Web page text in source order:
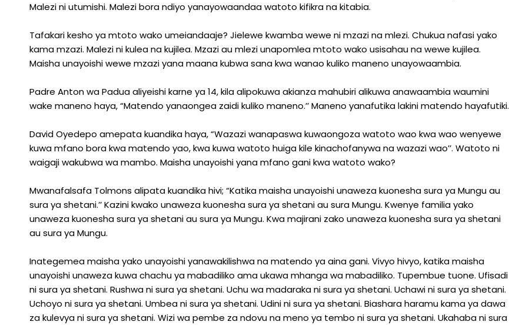
Malezi ni utumishi. Malezi bora ndiyo yanayowaandaa watoto kifikra na kitabia.
Tafakari kesho ya mtoto wako umeiandaaje? Jielewe kwamba wewe ni mzazi na mlezi. Chukua nafasi yako
kama mzazi. Malezi ni kulea na kujilea. Mzazi au mlezi unapomlea mtoto wako usisahau na wewe kujilea.
Maisha unayoishi wewe mzazi yana maana kubwa sana kwa wanao kuliko maneno unayowaambia.
Padre Anton wa Padua aliyeishi karne ya 14, kila alipokuwa akianza mahubiri alikuwa anawaambia waumini
wake maneno haya, “Matendo yanaongea zaidi kuliko maneno.’’ Maneno yanafutika lakini matendo hayafutiki.
David Oyedepo amepata kuandika haya, “Wazazi wanapaswa kuwaongoza watoto wao kwa wao wenyewe
kuwa mfano bora kwa matendo yao, kwa kuwa watoto huiga kile kinachofanywa na wazazi wao’’. Watoto ni
waigaji wakubwa wa mambo. Maisha unayoishi yana mfano gani kwa watoto wako?
Mwanafalsafa Tolmons alipata kuandika hivi; “Katika maisha unayoishi unaweza kuonesha sura ya Mungu au
sura ya shetani.’’ Kazini kwako unaweza kuonesha sura ya shetani au sura Mungu. Kwenye familia yako
unaweza kuonesha sura ya shetani au sura ya Mungu. Kwa majirani zako unaweza kuonesha sura ya shetani
au sura ya Mungu.
Inategemea maisha yako unayoishi yanawakilishwa na matendo ya aina gani. Vivyo hivyo, katika maisha
unayoishi unaweza kuwa chachu ya mabadiliko ama ukawa mhanga wa mabadiliko. Tupembue tuone. Ufisadi
ni sura ya shetani. Rushwa ni sura ya shetani. Uchu wa madaraka ni sura ya shetani. Uchawi ni sura ya shetani.
Uchoyo ni sura ya shetani. Umbea ni sura ya shetani. Udini ni sura ya shetani. Biashara haramu kama ya dawa
za kulevya ni sura ya shetani. Wizi wa pembe za ndovu na meno ya tembo ni sura ya shetani. Ukahaba ni sura